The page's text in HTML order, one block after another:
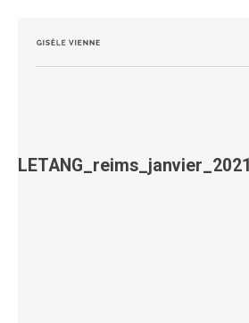
LETANG_reims_janvier_2021